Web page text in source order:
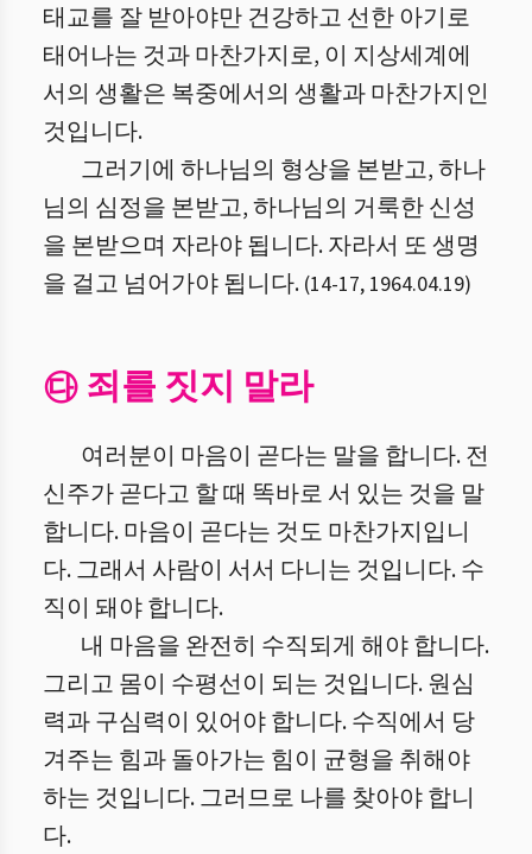
태교를 잘 받아야만 건강하고 선한 아기로
태어나는 것과 마찬가지로, 이 지상세계에
서의 생활은 복중에서의 생활과 마찬가지인
것입니다.
그러기에 하나님의 형상을 본받고, 하나
님의 심정을 본받고, 하나님의 거룩한 신성
을 본받으며 자라야 됩니다. 자라서 또 생명
을 걸고 넘어가야 됩니다. (14-17, 1964.04.19)
㉰ 죄를 짓지 말라
여러분이 마음이 곧다는 말을 합니다. 전
신주가 곧다고 할 때 똑바로 서 있는 것을 말
합니다. 마음이 곧다는 것도 마찬가지입니
다. 그래서 사람이 서서 다니는 것입니다. 수
직이 돼야 합니다.
내 마음을 완전히 수직되게 해야 합니다.
그리고 몸이 수평선이 되는 것입니다. 원심
력과 구심력이 있어야 합니다. 수직에서 당
겨주는 힘과 돌아가는 힘이 균형을 취해야
하는 것입니다. 그러므로 나를 찾아야 합니
다.